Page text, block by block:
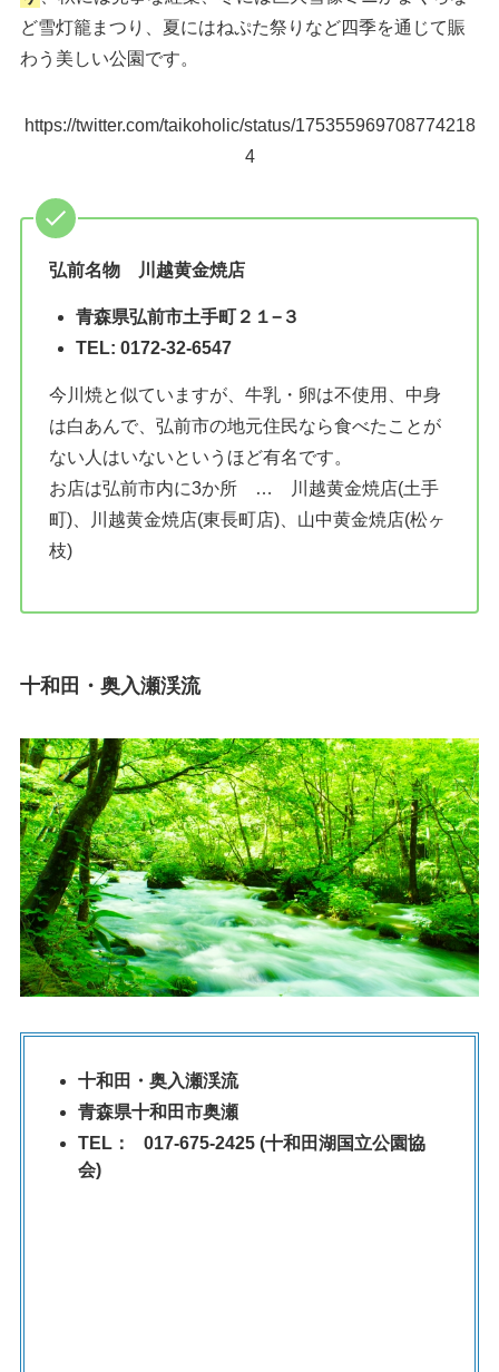
ど雪灯籠まつり、夏にはねぷた祭りなど四季を通じて賑
わう美しい公園です。
https://twitter.com/taikoholic/status/175355969708774218
4
弘前名物 川越黄金焼店
青森県弘前市土手町２１−３
TEL: 0172-32-6547
今川焼と似ていますが、牛乳・卵は不使用、中身
は白あんで、弘前市の地元住民なら食べたことが
ない人はいないというほど有名です。
お店は弘前市内に3か所 … 川越黄金焼店(土手
町)、川越黄金焼店(東長町店)、山中黄金焼店(松ヶ
枝)
十和田・奥入瀬渓流
十和田・奥入瀬渓流
青森県十和田市奥瀬
TEL： 017-675-2425 (十和田湖国立公園協
会)